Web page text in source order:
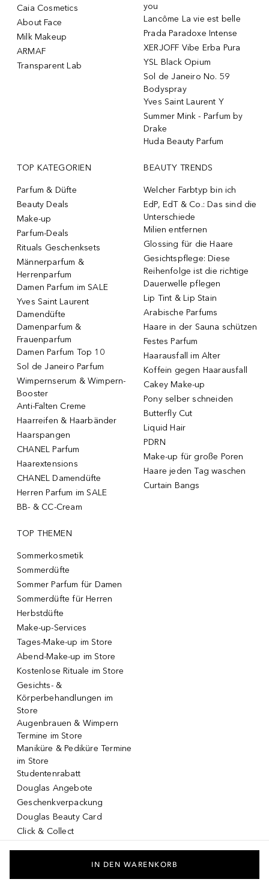
Caia Cosmetics
About Face
Milk Makeup
ARMAF
Transparent Lab
you
Lancôme La vie est belle
Prada Paradoxe Intense
XERJOFF Vibe Erba Pura
YSL Black Opium
Sol de Janeiro No. 59
Bodyspray
Yves Saint Laurent Y
Summer Mink - Parfum by
Drake
Huda Beauty Parfum
TOP KATEGORIEN
Parfum & Düfte
Beauty Deals
Make-up
Parfum-Deals
Rituals Geschenksets
Männerparfum &
Herrenparfum
Damen Parfum im SALE
Yves Saint Laurent
Damendüfte
Damenparfum &
Frauenparfum
Damen Parfum Top 10
Sol de Janeiro Parfum
Wimpernserum & Wimpern-
Booster
Anti-Falten Creme
Haarreifen & Haarbänder
Haarspangen
CHANEL Parfum
Haarextensions
CHANEL Damendüfte
Herren Parfum im SALE
BB- & CC-Cream
BEAUTY TRENDS
Welcher Farbtyp bin ich
EdP, EdT & Co.: Das sind die
Unterschiede
Milien entfernen
Glossing für die Haare
Gesichtspflege: Diese
Reihenfolge ist die richtige
Dauerwelle pflegen
Lip Tint & Lip Stain
Arabische Parfums
Haare in der Sauna schützen
Festes Parfum
Haarausfall im Alter
Koffein gegen Haarausfall
Cakey Make-up
Pony selber schneiden
Butterfly Cut
Liquid Hair
PDRN
Make-up für große Poren
Haare jeden Tag waschen
Curtain Bangs
TOP THEMEN
Sommerkosmetik
Sommerdüfte
Sommer Parfum für Damen
Sommerdüfte für Herren
Herbstdüfte
Make-up-Services
Tages-Make-up im Store
Abend-Make-up im Store
Kostenlose Rituale im Store
Gesichts- &
Körperbehandlungen im
Store
Augenbrauen & Wimpern
Termine im Store
Maniküre & Pediküre Termine
im Store
Studentenrabatt
Douglas Angebote
Geschenkverpackung
Douglas Beauty Card
Click & Collect
IN DEN WARENKORB